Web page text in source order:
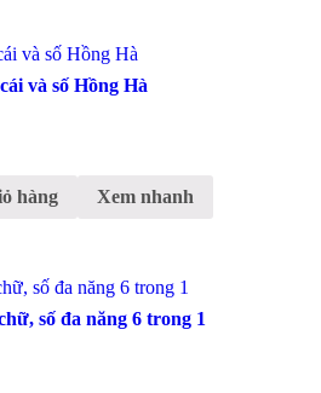
và số Hồng Hà
và số Hồng Hà
hàng Xem nhanh
số đa năng 6 trong 1
số đa năng 6 trong 1